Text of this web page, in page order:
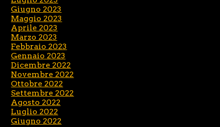
Giugno 2023
Maggio 2023
Aprile 2023
Marzo 2023
Febbraio 2023
Gennaio 2023
Dicembre 2022
Novembre 2022
Ottobre 2022
Settembre 2022
Agosto 2022
Luglio 2022
Giugno 2022